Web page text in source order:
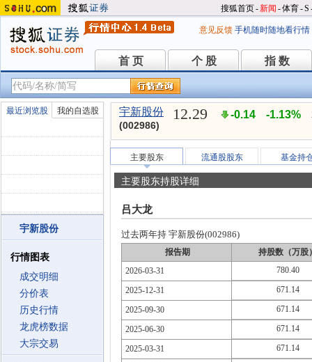
搜狐首页-新闻 -体育-S
意见反馈 手机随时随地看行情
首 页
首 页 个 股
个 股 指 数
指 数
最近浏览股 我的自选股
宇新股份
行情图表
成交明细
分价表
历史行情
龙虎榜数据
大宗交易
宇新股份
(002986)
12.29 -0.14 -1.13%
主要股东 流通股股东 基金持
主要股东持股详细
吕大龙
过去两年持 宇新股份(002986)
报告期
持股数（万股
2026-03-31
780.40
2025-12-31 671.14
2025-09-30 671.14
2025-06-30 671.14
2025-03-31 671.14